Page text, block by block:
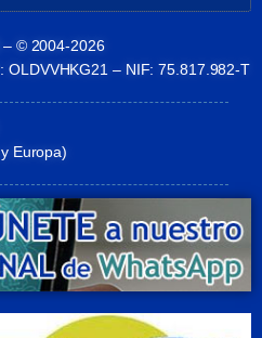
– © 2004-2026
OLDVVHKG21 – NIF: 75.817.982-T
Europa)